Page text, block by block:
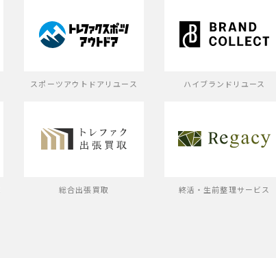
スポーツアウトドアリユース ハイブランドリユース
総合出張買取 終活・生前整理サービス